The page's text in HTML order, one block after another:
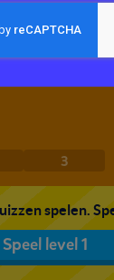
3
spelen.
Speel level 1